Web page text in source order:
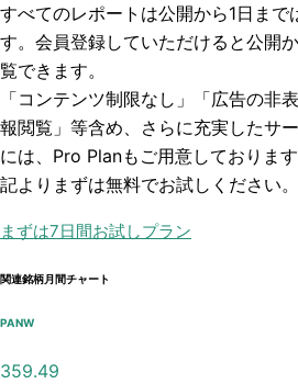
すべてのレポートは公開から1日まで
す。会員登録していただけると公開
覧できます。
「コンテンツ制限なし」「広告の非
報閲覧」 等含め、さらに充実したサ
には、Pro Planもご用意しておりま
記よりまずは無料でお試しください。
まずは7日間お試しプラン
関連銘柄月間チャート
PANW
359.49